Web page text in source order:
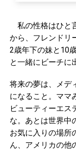
私の性格はひと
から、フレンドリ
2歳年下の妹と10
と一緒にビーチに
将来の夢は、メデ
になること。ママ
ビューティーエス
な。あとは世界中
お気に入りの場所
ん、アメリカの他